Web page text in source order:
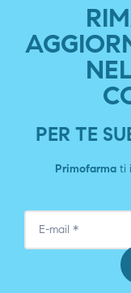
PER TE
Primofarmati